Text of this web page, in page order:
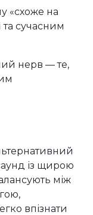
«схоже на
сучасним
нерв — те,
із щирою
між
впізнати